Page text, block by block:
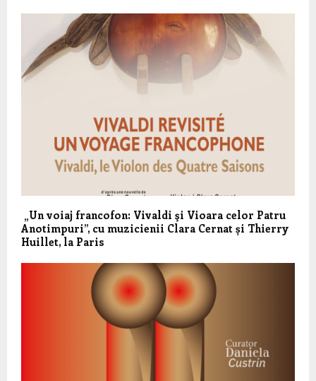
„Un voiaj francofon: Vivaldi şi Vioara celor Patru
Anotimpuri”, cu muzicienii Clara Cernat și Thierry
Huillet, la Paris